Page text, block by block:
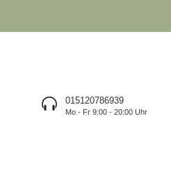
015120786939
Mo - Fr 9:00 - 20:00 Uhr